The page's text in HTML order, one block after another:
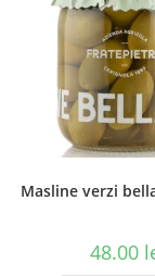
Masline verzi
48.00